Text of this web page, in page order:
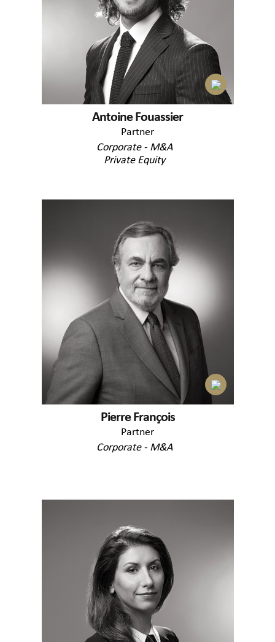
Antoine Fouassier
Partner
Corporate - M&A
Private Equity
Pierre François
Partner
Corporate - M&A